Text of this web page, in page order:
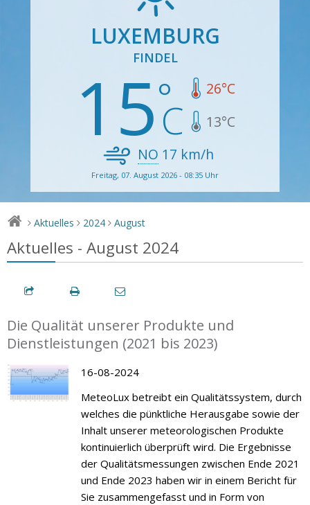
LUXEMBURG
FINDEL
15 26°C
13°C
NO 17 km/h
Freitag, 07. August 2026 - 08:35 Uhr
> Aktuelles > 2024 > August
Aktuelles - August 2024
Die Qualität unserer Produkte und
Dienstleistungen (2021 bis 2023)
16-08-2024
MeteoLux betreibt ein Qualitätssystem, durch
welches die pünktliche Herausgabe sowie der
Inhalt unserer meteorologischen Produkte
kontinuierlich überprüft wird. Die Ergebnisse
der Qualitätsmessungen zwischen Ende 2021
und Ende 2023 haben wir in einem Bericht für
Sie zusammengefasst und in Form von